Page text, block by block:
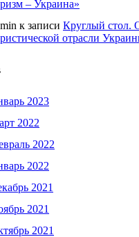
– Украина»
к записи Круглый стол.
отрасли
2023
2022
2022
2022
2021
2021
2021